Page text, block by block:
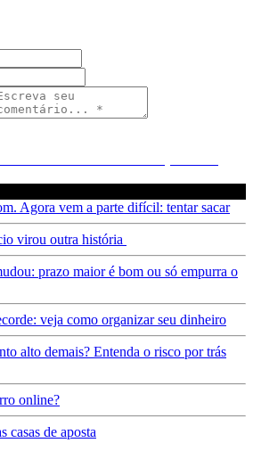
Agora vem a parte difícil: tentar sacar
virou outra história
prazo maior é bom ou só empurra o
veja como organizar seu dinheiro
alto demais? Entenda o risco por trás
online?
casas de aposta